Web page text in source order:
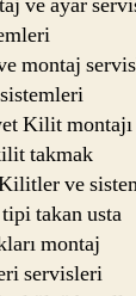
montaj
Kilit montajı
takmak
Kilitler ve
takan usta
montaj
servisleri